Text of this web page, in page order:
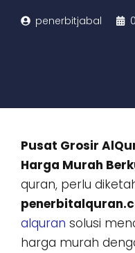
penerbitjabal
Pusat Grosir
Harga Murah
quran, perlu
alquran solusi
harga murah